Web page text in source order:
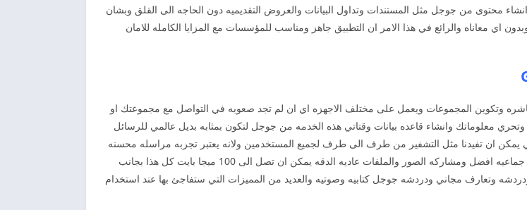
محتوى من جوجل مثل المستندات وتداول البيانات والعروض التقديميه دون الحاجه الى القلق وبشان
معاناه والرائع في هذا الامر ان التطبيق جاهز ومناسب للمؤسسات مع المزايا الكامله للامان
وتكوين المجموعات ويعمل على مختلف الاجهزه اي ان لم تجد صعوبه في التواصل مع مجموعتك او
معلوماتك وانشاء قاعده بيانات وقتاتي هذه الخدمه من جوجل لتكون بمثابه بديل عالمي للرسائل
يمكن ان تفيدنا مثل التشفير من طرف الى طرف لجميع المستخدمين ولانه يعتبر تجربه مراسله محسنه
على اجهزه الاندرويد بالاضافه الى امكانيه نقل الملفات الكبيره واجرام محادثات جماعيه افضل ومشاركه الصور والملفات عاديه الدقه يمكن ان تصل الى 100 ميجا بايت كل هذا بجانب
وتعارف مجاني ودردشه جوجل كتابيه وصوتيه والعديد من المميزات التي ستفاجئ بها عند استخدام